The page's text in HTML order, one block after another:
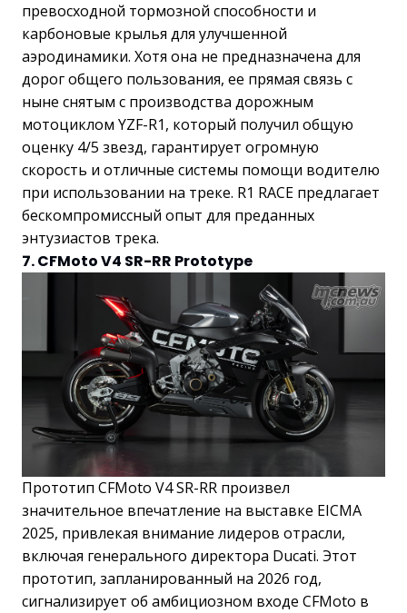
превосходной тормозной способности и
карбоновые крылья для улучшенной
аэродинамики. Хотя она не предназначена для
дорог общего пользования, ее прямая связь с
ныне снятым с производства дорожным
мотоциклом YZF-R1, который получил общую
оценку 4/5 звезд, гарантирует огромную
скорость и отличные системы помощи водителю
при использовании на треке. R1 RACE предлагает
бескомпромиссный опыт для преданных
энтузиастов трека.
7. CFMoto V4 SR-RR Prototype
Прототип CFMoto V4 SR-RR произвел
значительное впечатление на выставке EICMA
2025, привлекая внимание лидеров отрасли,
включая генерального директора Ducati. Этот
прототип, запланированный на 2026 год,
сигнализирует об амбициозном входе CFMoto в